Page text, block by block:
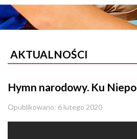
AKTUALNOŚCI
Hymn narodowy. Ku
Opublikowano: 6 lutego 2020